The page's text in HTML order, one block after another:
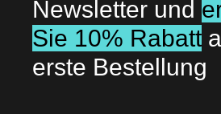
Newsletter und
Sie 10% Rabatt
erste Bestellung